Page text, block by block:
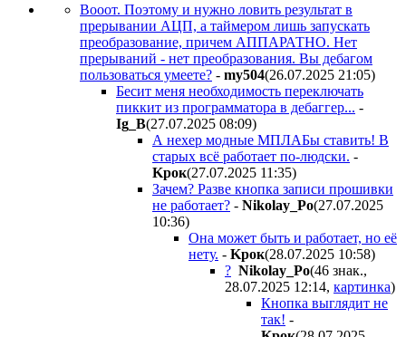
Вооот. Поэтому и нужно ловить результат в
прерывании АЦП, а таймером лишь запускать
преобразование, причем АППАРАТНО. Нет
прерываний - нет преобразования. Вы дебагом
пользоваться умеете? - my504(26.07.2025 21:05)
Бесит меня необходимость переключать
пиккит из программатора в дебаггер... -
Ig_B(27.07.2025 08:09)
А нехер модные МПЛАБы ставить! В
старых всё работает по-людски. -
Kpoк(27.07.2025 11:35)
Зачем? Разве кнопка записи прошивки
не работает? - Nikolay_Po(27.07.2025
10:36)
Она может быть и работает, но её
нету. - Kpoк(28.07.2025 10:58)
? Nikolay_Po(46 знак.,
28.07.2025 12:14, картинка)
Кнопка выглядит не
так! -